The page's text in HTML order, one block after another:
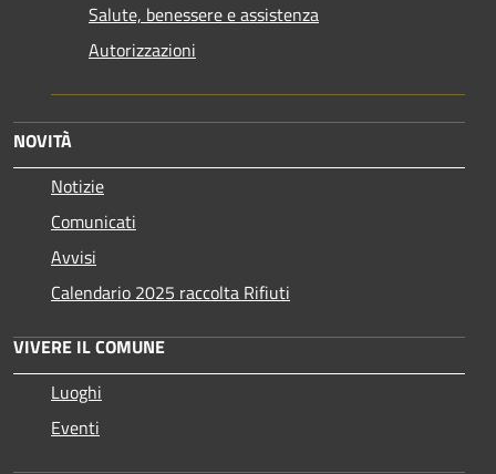
Salute, benessere e assistenza
Autorizzazioni
NOVITÀ
Notizie
Comunicati
Avvisi
Calendario 2025 raccolta Rifiuti
VIVERE IL COMUNE
Luoghi
Eventi